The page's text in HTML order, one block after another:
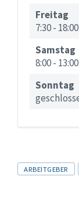
Freitag
7:30- 18:00
Samstag
8:00- 13:00
Sonntag
Tags
ARBEITGEBER